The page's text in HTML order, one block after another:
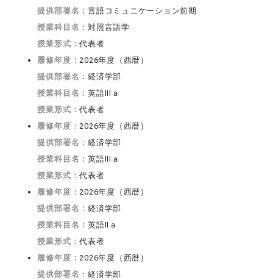
提供部署名：言語コミュニケーション前期
授業科目名：対照言語学
授業形式：代表者
履修年度：2026年度（西暦）
提供部署名：経済学部
授業科目名：英語IIIａ
授業形式：代表者
履修年度：2026年度（西暦）
提供部署名：経済学部
授業科目名：英語IIIａ
授業形式：代表者
履修年度：2026年度（西暦）
提供部署名：経済学部
授業科目名：英語IIａ
授業形式：代表者
履修年度：2026年度（西暦）
提供部署名：経済学部